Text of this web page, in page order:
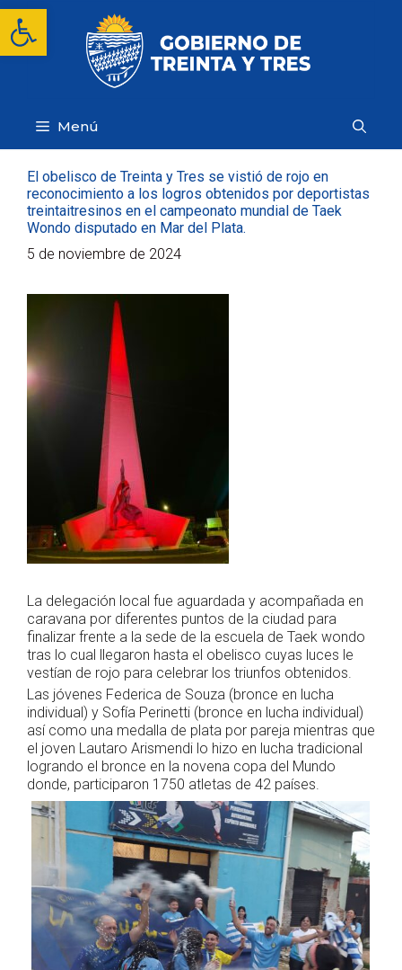
Abrir barra de herramientas
Saltar
contenido
Menú
El obelisco de Treinta y Tres se vistió de rojo en
reconocimiento a los logros obtenidos por deportistas
treintaitresinos en el campeonato mundial de Taek
Wondo disputado en Mar del Plata.
5 de noviembre de 2024
La delegación local fue aguardada y acompañada en
caravana por diferentes puntos de la ciudad para
finalizar frente a la sede de la escuela de Taek wondo
tras lo cual llegaron hasta el obelisco cuyas luces le
vestían de rojo para celebrar los triunfos obtenidos.
Las jóvenes Federica de Souza (bronce en lucha
individual) y Sofía Perinetti (bronce en lucha individual)
así como una medalla de plata por pareja mientras que
el joven Lautaro Arismendi lo hizo en lucha tradicional
logrando el bronce en la novena copa del Mundo
donde, participaron 1750 atletas de 42 países.